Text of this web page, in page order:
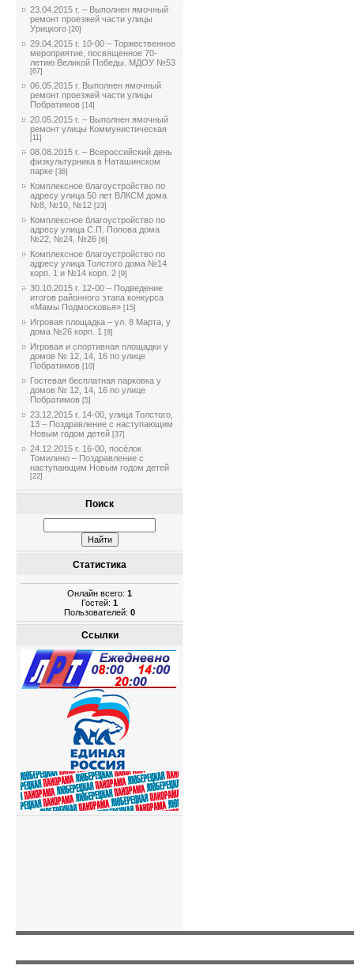
23.04.2015 г. – Выполнен ямочный
ремонт проезжей части улицы
Урицкого [20]
29.04.2015 г. 10-00 – Торжественное
мероприятие, посвященное 70-
летию Великой Победы. МДОУ №53
[67]
06.05.2015 г. Выполнен ямочный
ремонт проезжей части улицы
Побратимов [14]
20.05.2015 г. – Выполнен ямочный
ремонт улицы Коммунистическая
[11]
08.08.2015 г. – Всероссийский день
физкультурника в Наташинском
парке [36]
Комплексное благоустройство по
адресу улица 50 лет ВЛКСМ дома
№8, №10, №12 [23]
Комплексное благоустройство по
адресу улица С.П. Попова дома
№22, №24, №26 [6]
Комплексное благоустройство по
адресу улица Толстого дома №14
корп. 1 и №14 корп. 2 [9]
30.10.2015 г. 12-00 – Подведение
итогов районного этапа конкурса
«Мамы Подмосковья» [15]
Игровая площадка – ул. 8 Марта, у
дома №26 корп. 1 [8]
Игровая и спортивная площадки у
домов № 12, 14, 16 по улице
Побратимов [10]
Гостевая бесплатная парковка у
домов № 12, 14, 16 по улице
Побратимов [5]
23.12.2015 г. 14-00, улица Толстого,
13 – Поздравление с наступающим
Новым годом детей [37]
24.12.2015 г. 16-00, посёлок
Томилино – Поздравление с
наступающим Новым годом детей
[22]
Поиск
Статистика
Онлайн всего: 1
Гостей: 1
Пользователей: 0
Ссылки